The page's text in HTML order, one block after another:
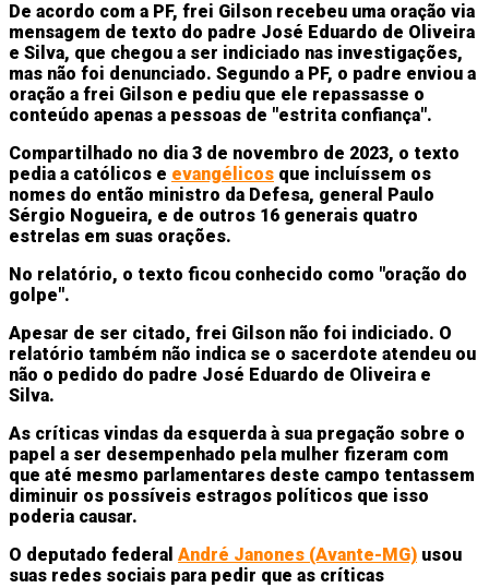
De acordo com a PF, frei Gilson recebeu uma oração via
mensagem de texto do padre José Eduardo de Oliveira
e Silva, que chegou a ser indiciado nas investigações,
mas não foi denunciado. Segundo a PF, o padre enviou a
oração a frei Gilson e pediu que ele repassasse o
conteúdo apenas a pessoas de "estrita confiança".
Compartilhado no dia 3 de novembro de 2023, o texto
pedia a católicos e evangélicos que incluíssem os
nomes do então ministro da Defesa, general Paulo
Sérgio Nogueira, e de outros 16 generais quatro
estrelas em suas orações.
No relatório, o texto ficou conhecido como "oração do
golpe".
Apesar de ser citado, frei Gilson não foi indiciado. O
relatório também não indica se o sacerdote atendeu ou
não o pedido do padre José Eduardo de Oliveira e
Silva.
As críticas vindas da esquerda à sua pregação sobre o
papel a ser desempenhado pela mulher fizeram com
que até mesmo parlamentares deste campo tentassem
diminuir os possíveis estragos políticos que isso
poderia causar.
O deputado federal André Janones (Avante-MG) usou
suas redes sociais para pedir que as críticas